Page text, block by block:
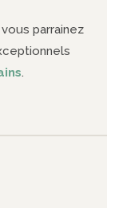
parrainez
.